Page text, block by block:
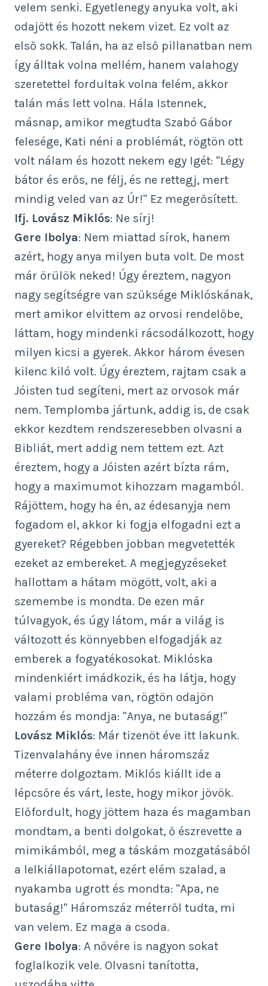
velem senki. Egyetlenegy anyuka volt, aki
odajött és hozott nekem vizet. Ez volt az
első sokk. Talán, ha az első pillanatban nem
így álltak volna mellém, hanem valahogy
szeretettel fordultak volna felém, akkor
talán más lett volna. Hála Istennek,
másnap, amikor megtudta Szabó Gábor
felesége, Kati néni a problémát, rögtön ott
volt nálam és hozott nekem egy Igét: "Légy
bátor és erős, ne félj, és ne rettegj, mert
mindig veled van az Úr!" Ez megerősített.
Ifj. Lovász Miklós: Ne sírj!
Gere Ibolya: Nem miattad sírok, hanem
azért, hogy anya milyen buta volt. De most
már örülök neked! Úgy éreztem, nagyon
nagy segítségre van szüksége Miklóskának,
mert amikor elvittem az orvosi rendelőbe,
láttam, hogy mindenki rácsodálkozott, hogy
milyen kicsi a gyerek. Akkor három évesen
kilenc kiló volt. Úgy éreztem, rajtam csak a
Jóisten tud segíteni, mert az orvosok már
nem. Templomba jártunk, addig is, de csak
ekkor kezdtem rendszeresebben olvasni a
Bibliát, mert addig nem tettem ezt. Azt
éreztem, hogy a Jóisten azért bízta rám,
hogy a maximumot kihozzam magamból.
Rájöttem, hogy ha én, az édesanyja nem
fogadom el, akkor ki fogja elfogadni ezt a
gyereket? Régebben jobban megvetették
ezeket az embereket. A megjegyzéseket
hallottam a hátam mögött, volt, aki a
szemembe is mondta. De ezen már
túlvagyok, és úgy látom, már a világ is
változott és könnyebben elfogadják az
emberek a fogyatékosokat. Miklóska
mindenkiért imádkozik, és ha látja, hogy
valami probléma van, rögtön odajön
hozzám és mondja: "Anya, ne butaság!"
Lovász Miklós: Már tizenöt éve itt lakunk.
Tizenvalahány éve innen háromszáz
méterre dolgoztam. Miklós kiállt ide a
lépcsőre és várt, leste, hogy mikor jövök.
Előfordult, hogy jöttem haza és magamban
mondtam, a benti dolgokat, ő észrevette a
mimikámból, meg a táskám mozgatásából
a lelkiállapotomat, ezért elém szalad, a
nyakamba ugrott és mondta: "Apa, ne
butaság!" Háromszáz méterről tudta, mi
van velem. Ez maga a csoda.
Gere Ibolya: A nővére is nagyon sokat
foglalkozik vele. Olvasni tanította,